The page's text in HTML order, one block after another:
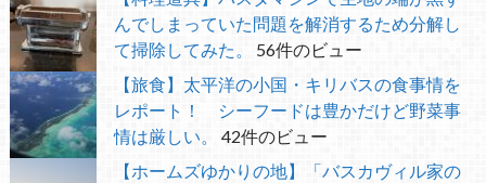
んでしまっていた問題を解消するため分解し
て掃除してみた。
56件のビュー
【旅食】太平洋の小国・キリバスの食事情を
レポート！ シーフードは豊かだけど野菜事
情は厳しい。
42件のビュー
【ホームズゆかりの地】「バスカヴィル家の